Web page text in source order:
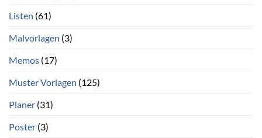
Listen (61)
Malvorlagen (3)
Memos (17)
Muster Vorlagen (125)
Planer (31)
Poster (3)